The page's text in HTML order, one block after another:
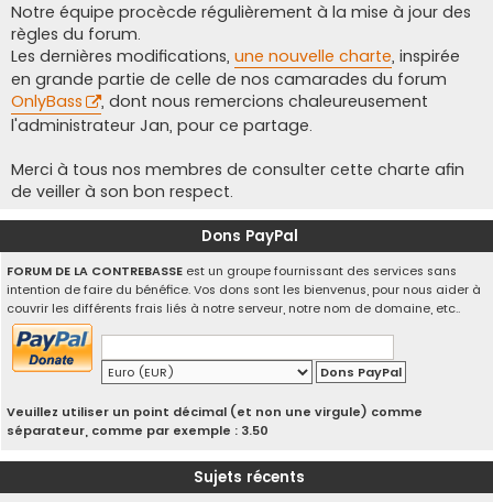
Notre équipe procècde régulièrement à la mise à jour des
règles du forum.
Les dernières modifications, une nouvelle charte, inspirée
en grande partie de celle de nos camarades du forum
OnlyBass
, dont nous remercions chaleureusement
l'administrateur Jan, pour ce partage.
Merci à tous nos membres de consulter cette charte afin
de veiller à son bon respect.
Dons PayPal
FORUM DE LA CONTREBASSE est un groupe fournissant des services sans
intention de faire du bénéfice. Vos dons sont les bienvenus, pour nous aider à
couvrir les différents frais liés à notre serveur, notre nom de domaine, etc..
Veuillez utiliser un point décimal (et non une virgule) comme
séparateur, comme par exemple : 3.50
Sujets récents